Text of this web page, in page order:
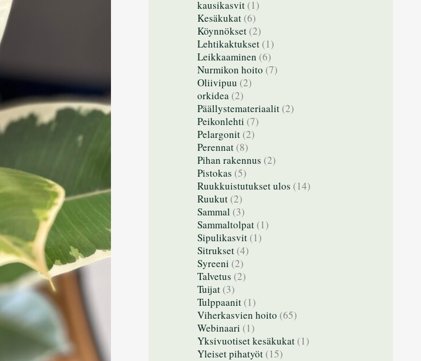
kausikasvit(1)
Kesäkukat(6)
Köynnökset(2)
Lehtikaktukset(1)
Leikkaaminen (6)
Nurmikon hoito (7)
Oliivipuu (2)
orkidea(2)
Päällystemateriaalit(2)
Peikonlehti (7)
Pelargonit(2)
Perennat(8)
Pihan rakennus (2)
Pistokas (5)
Ruukkuistutukset ulos (14)
Ruukut(2)
Sammal (3)
Sammaltolpat(1)
Sipulikasvit(1)
Sitrukset(4)
Syreeni (2)
Talvetus (2)
Tuijat(3)
Tulppaanit(1)
Viherkasvien hoito (65)
Webinaari (1)
Yksivuotiset kesäkukat(1)
Yleiset pihatyöt(15)